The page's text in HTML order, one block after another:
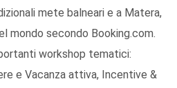
mete balneari e a Matera,
mondo secondo Booking.com.
workshop tematici:
e Vacanza attiva, Incentive &